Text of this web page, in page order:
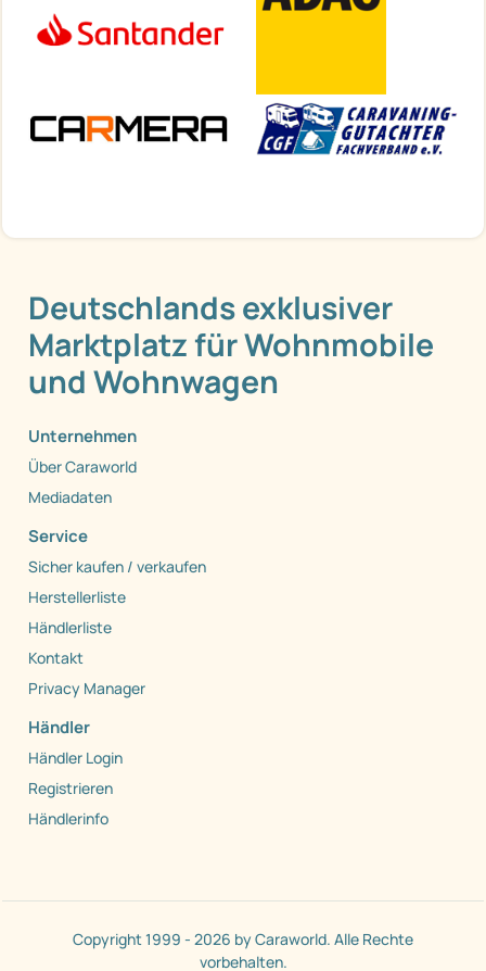
Deutschlands exklusiver
Marktplatz für Wohnmobile
und Wohnwagen
Unternehmen
Über Caraworld
Mediadaten
Service
Sicher kaufen / verkaufen
Herstellerliste
Händlerliste
Kontakt
Privacy Manager
Händler
Händler Login
Registrieren
Händlerinfo
Copyright 1999 - 2026 by Caraworld. Alle Rechte
vorbehalten.